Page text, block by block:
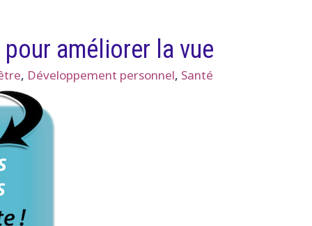
améliorer la vue
, Développement personnel, Santé